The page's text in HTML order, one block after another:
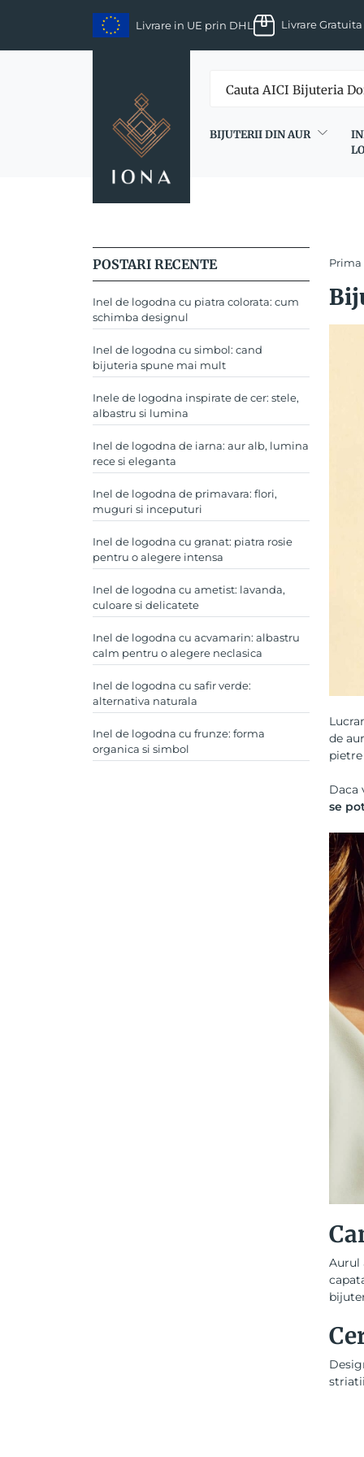
content
Livrare in UE prin DHL Livrare
BIJUTERII DIN AUR
POSTARI RECENTE
Inel de logodna cu piatra colorata: cum
schimba designul
Inel de logodna cu simbol: cand
bijuteria spune mai mult
Inele de logodna inspirate de cer: stele,
albastru si lumina
Inel de logodna de iarna: aur alb, lumina
rece si eleganta
Inel de logodna de primavara: flori,
muguri si inceputuri
Inel de logodna cu granat: piatra rosie
pentru o alegere intensa
Inel de logodna cu ametist: lavanda,
culoare si delicatete
Inel de logodna cu acvamarin: albastru
calm pentru o alegere neclasica
Inel de logodna cu safir verde:
alternativa naturala
Inel de logodna cu frunze: forma
organica si simbol
de
Daca
se
Aurul